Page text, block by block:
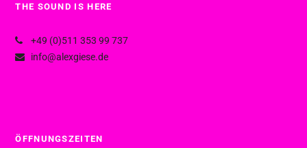
THE SOUND IS HERE
+49 (0)511 353 99 737
info@alexgiese.de
ÖFFNUNGSZEITEN